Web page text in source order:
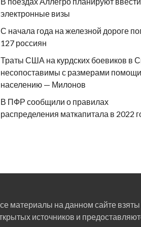
электронные визы
С начала года на железной дороге
127 россиян
Траты США на курдских боевиков в
несопоставимы с размерами помощи
населению — Милонов
В ПФР сообщили о правилах
распределения маткапитала в 2022
материалы на данном сайте взяты
источников и